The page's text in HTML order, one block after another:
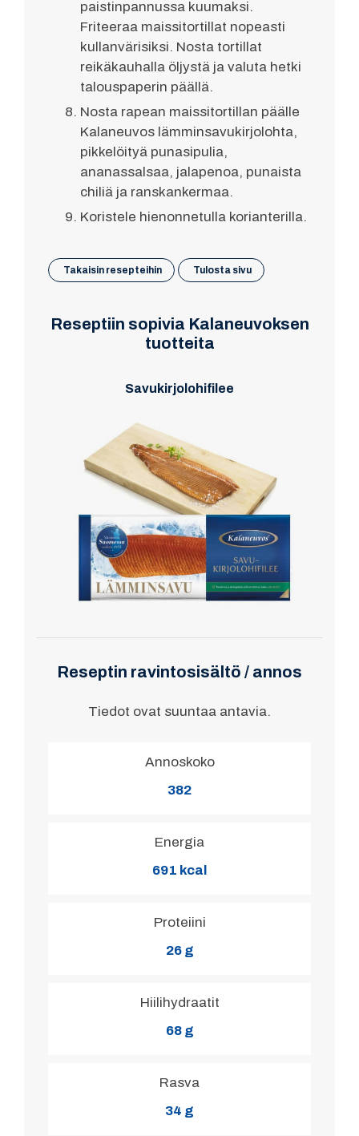
paistinpannussa kuumaksi.
Friteeraa maissitortillat nopeasti
kullanvärisiksi. Nosta tortillat
reikäkauhalla öljystä ja valuta hetki
talouspaperin päällä.
Nosta rapean maissitortillan päälle
Kalaneuvos lämminsavukirjolohta,
pikkelöityä punasipulia,
ananassalsaa, jalapenoa, punaista
chiliä ja ranskankermaa.
Koristele hienonnetulla korianterilla.
Takaisin resepteihin Tulosta sivu
Reseptiin sopivia Kalaneuvoksen
tuotteita
Savukirjolohifilee
Reseptin ravintosisältö / annos
Tiedot ovat suuntaa antavia.
Annoskoko
382
Energia
691 kcal
Proteiini
26 g
Hiilihydraatit
68 g
Rasva
34 g